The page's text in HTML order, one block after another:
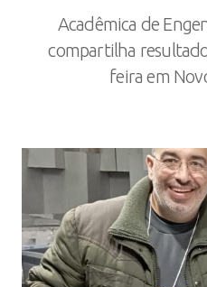
Acadêmica de
compartilha
feira em